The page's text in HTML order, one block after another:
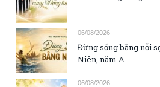
06/08/2026
Đừng sống bằng nỗi
Niên, năm A
06/08/2026